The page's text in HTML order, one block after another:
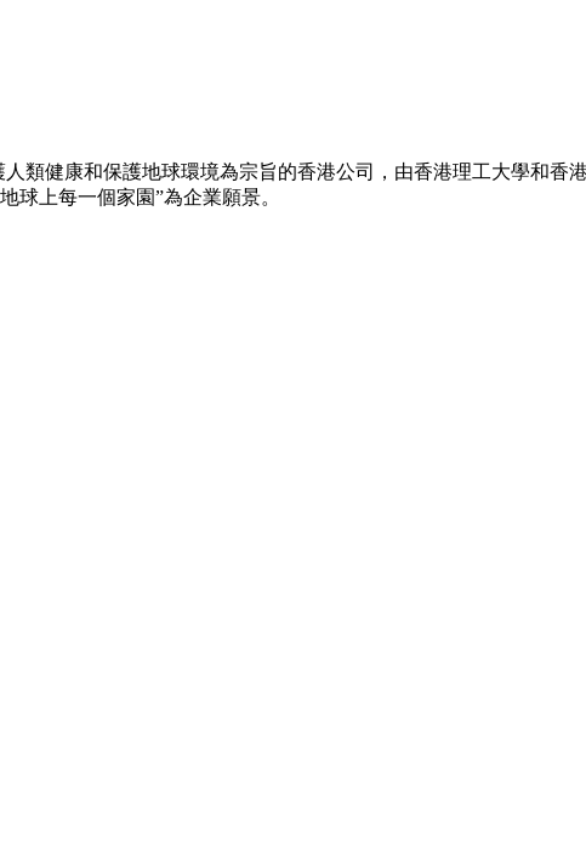
類健康和保護地球環境為宗旨的香港公司，由香港理工大學和
球上每一個家園”為企業願景。